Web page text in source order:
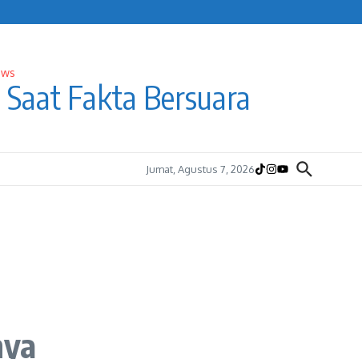
Saat Fakta Bersuara
Jumat, Agustus 7, 2026